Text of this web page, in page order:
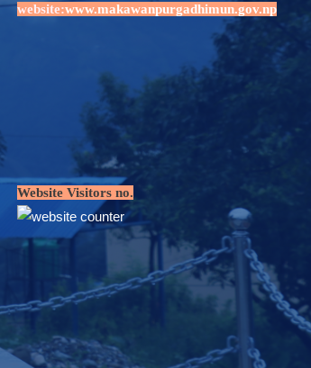
website:www.makawanpurgadhimun.gov.np
Website Visitors no.